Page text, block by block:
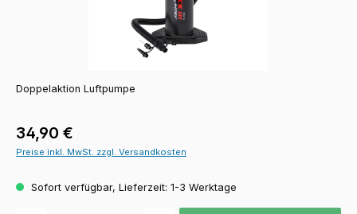
Doppelaktion Luftpumpe
Regulärer Preis:
34,90 €
Preise inkl. MwSt. zzgl. Versandkosten
Sofort verfügbar, Lieferzeit: 1-3 Werktage